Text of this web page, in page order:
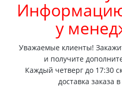
у
Уважаемые клиенты!
и получите
Каждый четверг до 17:30
доставка заказа